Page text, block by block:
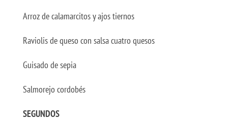
Arroz de calamarcitos y ajos tiernos
Raviolis de queso con salsa cuatro quesos
Guisado de sepia
Salmorejo cordobés
SEGUNDOS